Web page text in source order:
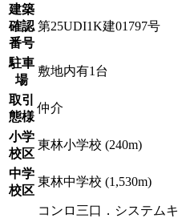
建築
確認
番号
第25UDI1K建01797号
駐車
場
敷地内有1台
取引
態様
仲介
小学
校区
東林小学校 (240m)
中学
校区
東林中学校 (1,530m)
コンロ三口．システム